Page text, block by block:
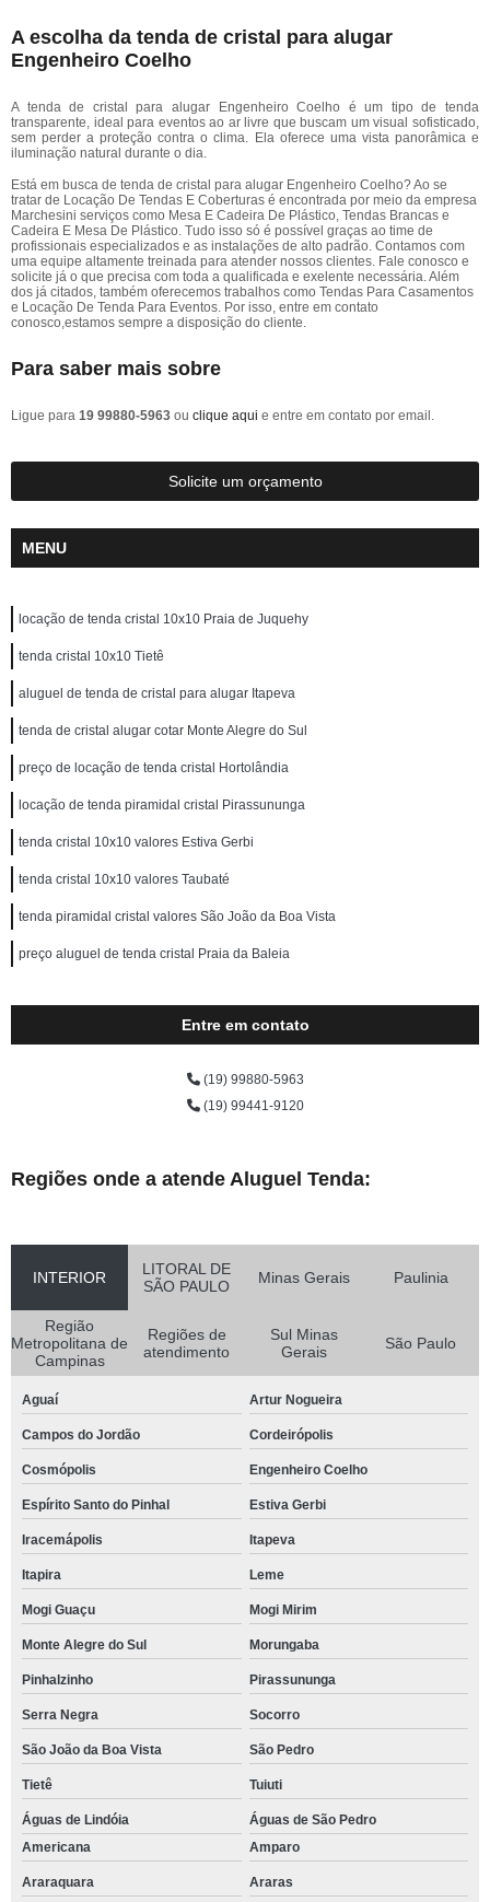
A escolha da tenda de cristal para alugar
Engenheiro Coelho
A tenda de cristal para alugar Engenheiro Coelho é um tipo de tenda
transparente, ideal para eventos ao ar livre que buscam um visual sofisticado,
sem perder a proteção contra o clima. Ela oferece uma vista panorâmica e
iluminação natural durante o dia.
Está em busca de tenda de cristal para alugar Engenheiro Coelho? Ao se
tratar de Locação De Tendas E Coberturas é encontrada por meio da empresa
Marchesini serviços como Mesa E Cadeira De Plástico, Tendas Brancas e
Cadeira E Mesa De Plástico. Tudo isso só é possível graças ao time de
profissionais especializados e as instalações de alto padrão. Contamos com
uma equipe altamente treinada para atender nossos clientes. Fale conosco e
solicite já o que precisa com toda a qualificada e exelente necessária. Além
dos já citados, também oferecemos trabalhos como Tendas Para Casamentos
e Locação De Tenda Para Eventos. Por isso, entre em contato
conosco,estamos sempre a disposição do cliente.
Para saber mais sobre
Ligue para 19 99880-5963 ou clique aqui e entre em contato por email.
Solicite um orçamento
MENU
locação de tenda cristal 10x10 Praia de Juquehy
tenda cristal 10x10 Tietê
aluguel de tenda de cristal para alugar Itapeva
tenda de cristal alugar cotar Monte Alegre do Sul
preço de locação de tenda cristal Hortolândia
locação de tenda piramidal cristal Pirassununga
tenda cristal 10x10 valores Estiva Gerbi
tenda cristal 10x10 valores Taubaté
tenda piramidal cristal valores São João da Boa Vista
preço aluguel de tenda cristal Praia da Baleia
Entre em contato
(19) 99880-5963
(19) 99441-9120
Regiões onde a atende Aluguel Tenda:
INTERIOR
LITORAL DE
SÃO PAULO
Minas Gerais Paulinia
Região
Metropolitana de
Campinas
Regiões de
atendimento
Sul Minas
Gerais
São Paulo
Aguaí Artur Nogueira
Campos do Jordão Cordeirópolis
Cosmópolis Engenheiro Coelho
Espírito Santo do Pinhal Estiva Gerbi
Iracemápolis Itapeva
Itapira Leme
Mogi Guaçu Mogi Mirim
Monte Alegre do Sul Morungaba
Pinhalzinho Pirassununga
Serra Negra Socorro
São João da Boa Vista São Pedro
Tietê Tuiuti
Águas de Lindóia
Águas de São Pedro
Americana
Amparo
Araraquara Araras